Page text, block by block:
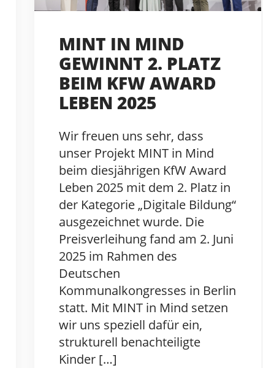
MINT IN MIND
GEWINNT 2. PLATZ
BEIM KFW AWARD
LEBEN 2025
Wir freuen uns sehr, dass
unser Projekt MINT in Mind
beim diesjährigen KfW Award
Leben 2025 mit dem 2. Platz in
der Kategorie „Digitale Bildung“
ausgezeichnet wurde. Die
Preisverleihung fand am 2. Juni
2025 im Rahmen des
Deutschen
Kommunalkongresses in Berlin
statt. Mit MINT in Mind setzen
wir uns speziell dafür ein,
strukturell benachteiligte
Kinder […]